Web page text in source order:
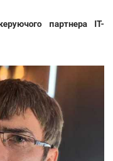
партнера IТ-